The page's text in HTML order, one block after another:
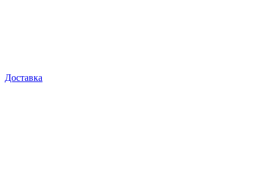
Доставка